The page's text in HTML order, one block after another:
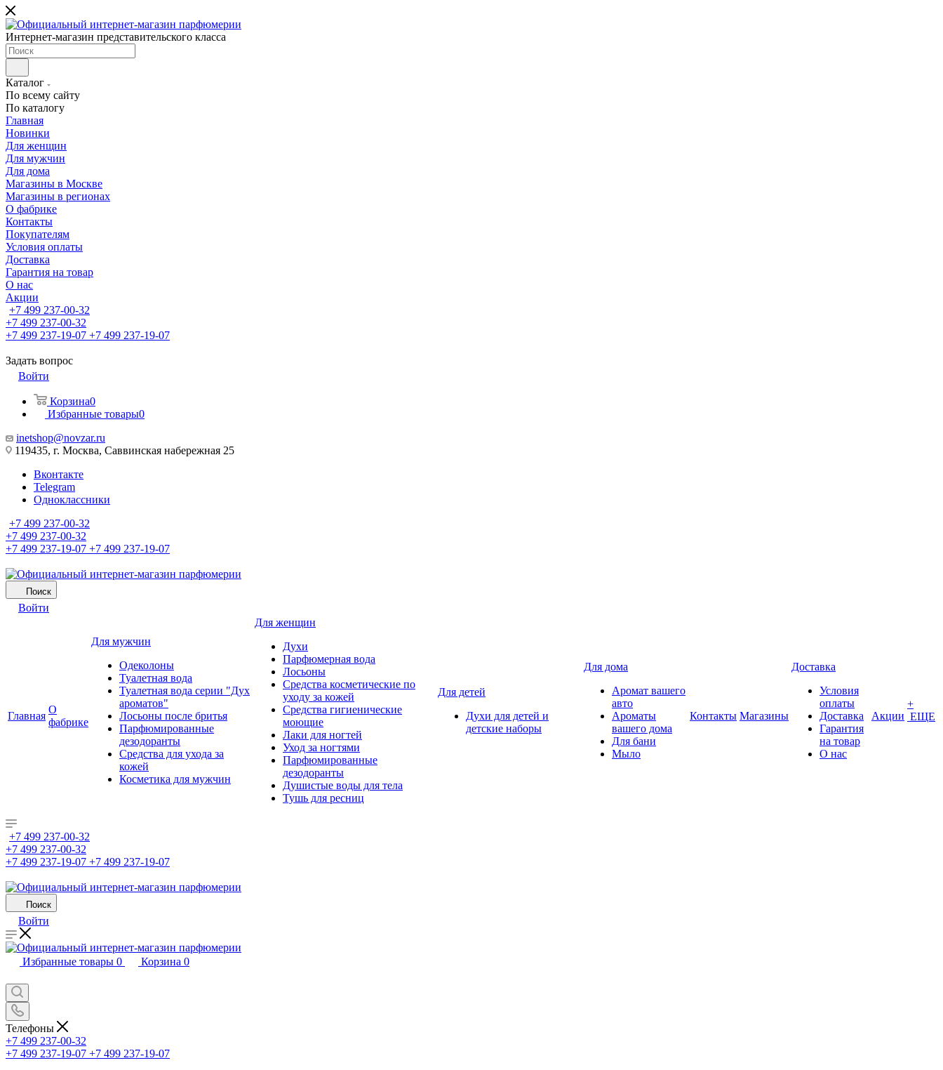
Интернет-магазин представительского класса
Каталог
По всему сайту
По каталогу
Главная
Новинки
Для женщин
Для мужчин
Для дома
Магазины в Москве
Магазины в регионах
О фабрике
Контакты
Покупателям
Условия оплаты
Доставка
Гарантия на товар
О нас
Акции
+7 499 237-00-32
+7 499 237-00-32
+7 499 237-19-07 +7 499 237-19-07
Задать вопрос
Войти
Корзина0
Избранные товары0
inetshop@novzar.ru
119435, г. Москва, Саввинская набережная 25
Вконтакте
Telegram
Одноклассники
+7 499 237-00-32
+7 499 237-00-32
+7 499 237-19-07 +7 499 237-19-07
Поиск
Войти
Главная
О
фабрике
Для мужчин
Одеколоны
Туалетная вода
Туалетная вода серии "Дух
ароматов"
Лосьоны после бритья
Парфюмированные
дезодоранты
Средства для ухода за
кожей
Косметика для мужчин
Для женщин
Духи
Парфюмерная вода
Лосьоны
Средства косметические по
уходу за кожей
Средства гигиенические
моющие
Лаки для ногтей
Уход за ногтями
Парфюмированные
дезодоранты
Душистые воды для тела
Тушь для ресниц
Для детей
Духи для детей и
детские наборы
Для дома
Аромат вашего
авто
Ароматы
вашего дома
Для бани
Мыло
Контакты Магазины
Доставка
Условия
оплаты
Доставка
Гарантия
на товар
О нас
Акции
+
ЕЩЕ
+7 499 237-00-32
+7 499 237-00-32
+7 499 237-19-07 +7 499 237-19-07
Поиск
Войти
Избранные товары 0 Корзина 0
Телефоны
+7 499 237-00-32
+7 499 237-19-07 +7 499 237-19-07